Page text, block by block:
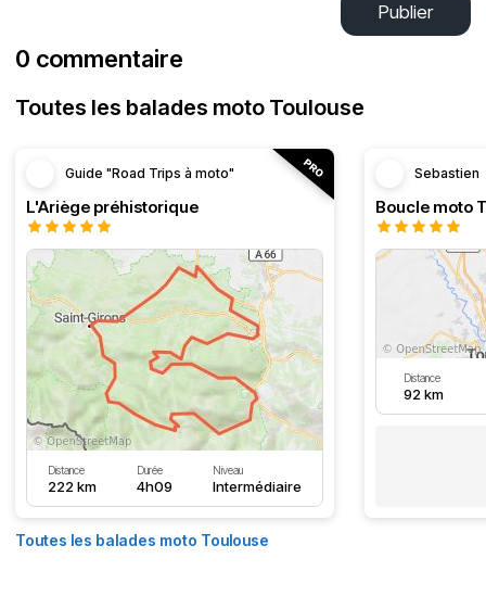
Publier
0 commentaire
Toutes les balades moto Toulouse
Guide "Road Trips à moto"
L'Ariège préhistorique
Distance
222 km
Durée
4h09
Niveau
Intermédiaire
Sebastien
Distance
92 km
Toutes les balades moto Toulouse